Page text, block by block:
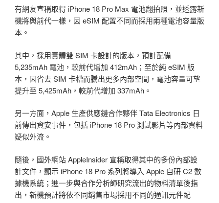
有網友宣稱取得 iPhone 18 Pro Max 電池翻拍照，並透露新
機將與前代一樣，因 eSIM 配置不同而採用兩種電池容量版
本。
其中，採用實體雙 SIM 卡設計的版本，預計配備
5,235mAh 電池，較前代增加 412mAh；至於純 eSIM 版
本，因省去 SIM 卡槽而騰出更多內部空間，電池容量可望
提升至 5,425mAh，較前代增加 337mAh。
另一方面，Apple 生產供應鏈合作夥伴 Tata Electronics 日
前傳出資安事件，包括 iPhone 18 Pro 測試影片等內部資料
疑似外流。
隨後，國外網站 AppleInsider 宣稱取得其中的多份內部設
計文件，顯示 iPhone 18 Pro 系列將導入 Apple 自研 C2 數
據機系統；進一步與合作分析師研究流出的物料清單後指
出，新機預計將依不同銷售市場採用不同的通訊元件配